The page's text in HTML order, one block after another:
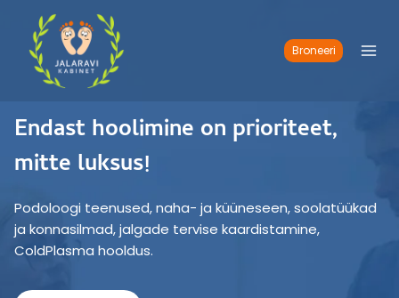
content
Broneeri
Endast hoolimine on prioriteet,
mitte luksus!
Podoloogi teenused, naha- ja küüneseen, soolatüükad
ja konnasilmad, jalgade tervise kaardistamine,
ColdPlasma hooldus.